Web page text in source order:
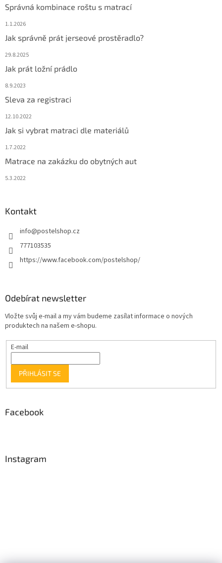
Správná kombinace roštu s matrací
1.1.2026
Jak správně prát jerseové prostěradlo?
29.8.2025
Jak prát ložní prádlo
8.9.2023
Sleva za registraci
12.10.2022
Jak si vybrat matraci dle materiálů
1.7.2022
Matrace na zakázku do obytných aut
5.3.2022
Kontakt
info@postelshop.cz
777103535
https://www.facebook.com/postelshop/
Odebírat newsletter
Vložte svůj e-mail a my vám budeme zasílat informace o nových
produktech na našem e-shopu.
E-mail
PŘIHLÁSIT SE
Facebook
Instagram